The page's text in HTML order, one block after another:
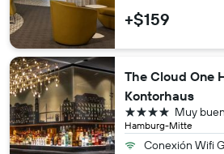
+$159
The Cloud One
Kontorhaus
Hamburg-Mitte
Muy
4 estrellas
Conexión Wifi